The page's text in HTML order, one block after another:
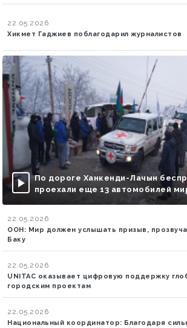
22.05.2026
Хикмет Гаджиев поблагодарил журналистов
По дороге Ханкенди-Лачын
проехали еще 13 автомобилей
22.05.2026
ООН: Мир должен услышать призыв,
Баку
22.05.2026
UNITAC оказывает цифровую поддержку
городским проектам
22.05.2026
Национальный координатор: Благодаря